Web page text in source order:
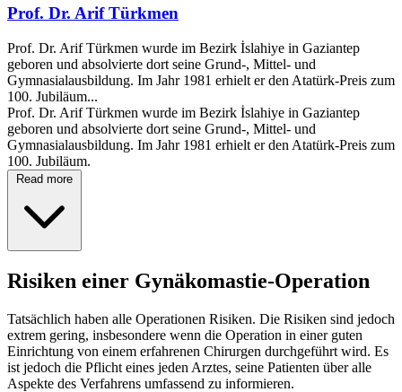
Prof. Dr. Arif Türkmen
Prof. Dr. Arif Türkmen wurde im Bezirk İslahiye in Gaziantep
geboren und absolvierte dort seine Grund-, Mittel- und
Gymnasialausbildung. Im Jahr 1981 erhielt er den Atatürk-Preis zum
100. Jubiläum...
Prof. Dr. Arif Türkmen wurde im Bezirk İslahiye in Gaziantep
geboren und absolvierte dort seine Grund-, Mittel- und
Gymnasialausbildung. Im Jahr 1981 erhielt er den Atatürk-Preis zum
100. Jubiläum.
Read more
Risiken einer Gynäkomastie-Operation
Tatsächlich haben alle Operationen Risiken. Die Risiken sind jedoch
extrem gering, insbesondere wenn die Operation in einer guten
Einrichtung von einem erfahrenen Chirurgen durchgeführt wird. Es
ist jedoch die Pflicht eines jeden Arztes, seine Patienten über alle
Aspekte des Verfahrens umfassend zu informieren.